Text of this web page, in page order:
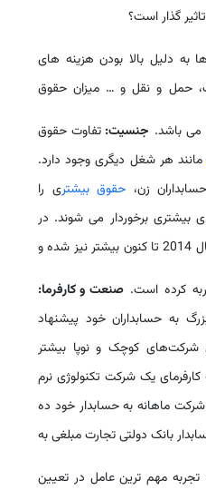
گذار است؟
به دلیل بالا بودن هزینه‏ های
حمل‏ و نقل و … میزان حقوق
می ‏باشد. جنسیت: تفاوت حقوق
مانند هر شغل دیگری وجود دارد.
زن، حقوق بیشتری را
بیشتری برخوردار می شوند. در
واقع این شکاف دستمزد ها از سال 2014 تا کنون بیشتر نیز شده و
صنعت و کارفرما:
به حسابداران خود پیشنهاد
کوچک و نوپا بیشتر
یک شرکت تکنولوژی نرم
شرکت ماهانه به حسابدار خود ده
بانک دولتی تجارت مبلغی به
تجربه مهم ‏ترین عامل در تعیین